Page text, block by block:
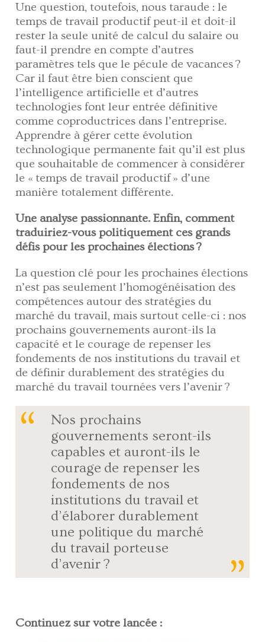
Une question, toutefois, nous taraude : le
temps de travail productif peut-il et doit-il
rester la seule unité de calcul du salaire ou
faut-il prendre en compte d’autres
paramètres tels que le pécule de vacances ?
Car il faut être bien conscient que
l’intelligence artificielle et d’autres
technologies font leur entrée définitive
comme coproductrices dans l’entreprise.
Apprendre à gérer cette évolution
technologique permanente fait qu’il est plus
que souhaitable de commencer à considérer
le « temps de travail productif » d’une
manière totalement différente.
Une analyse passionnante. Enfin, comment
traduiriez-vous politiquement ces grands
défis pour les prochaines élections ?
La question clé pour les prochaines élections
n’est pas seulement l’homogénéisation des
compétences autour des stratégies du
marché du travail, mais surtout celle-ci : nos
prochains gouvernements auront-ils la
capacité et le courage de repenser les
fondements de nos institutions du travail et
de définir durablement des stratégies du
marché du travail tournées vers l’avenir ?
Nos prochains
gouvernements seront-ils
capables et auront-ils le
courage de repenser les
fondements de nos
institutions du travail et
d’élaborer durablement
une politique du marché
du travail porteuse
d’avenir ?
Continuez sur votre lancée :